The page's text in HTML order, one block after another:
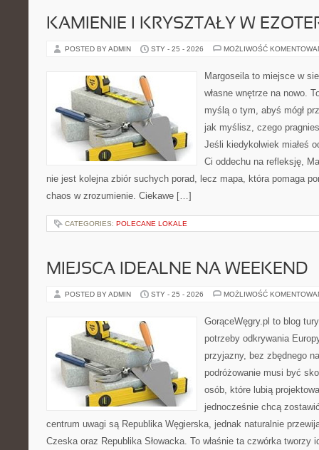
KAMIENIE I KRYSZTAŁY W
POSTED BY ADMIN STY - 25 - 2026 MOŻLIWOŚĆ
Margoseila to miejsce w
własne wnętrze na nowo.
myślą o tym, abyś mógł
jak myślisz, czego
Jeśli kiedykolwiek miałeś
Ci oddechu na refleksję,
nie jest kolejna zbiór suchych porad, lecz mapa, która pomaga
chaos w zrozumienie. Ciekawe […]
CATEGORIES: POLECANE LOKALE
MIEJSCA IDEALNE NA WEEKEND
POSTED BY ADMIN STY - 25 - 2026 MOŻLIWOŚĆ
GorąceWęgry.pl to blog
potrzeby odkrywania
przyjazny, bez zbędnego
podróżowanie musi być
osób, które lubią
jednocześnie chcą
centrum uwagi są Republika Węgierska, jednak naturalnie
Czeska oraz Republika Słowacka. To właśnie ta czwórka tworzy